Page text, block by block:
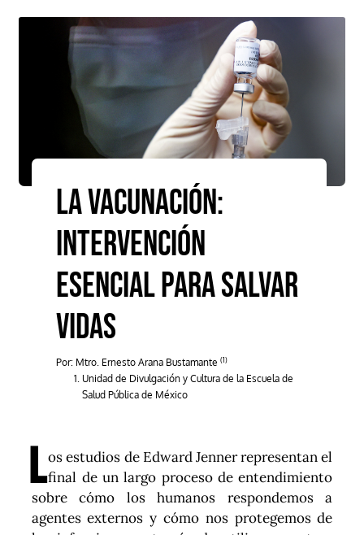
LA VACUNACIÓN:
INTERVENCIÓN
ESENCIAL PARA SALVAR
VIDAS
Por: Mtro. Ernesto Arana Bustamante (1)
Unidad de Divulgación y Cultura de la Escuela de
Salud Pública de México
Los estudios de Edward Jenner representan el
final de un largo proceso de entendimiento
sobre cómo los humanos respondemos a
agentes externos y cómo nos protegemos de